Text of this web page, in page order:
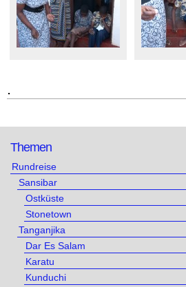
.
Themen
Rundreise
Sansibar
Ostküste
Stonetown
Tanganjika
Dar Es Salam
Karatu
Kunduchi